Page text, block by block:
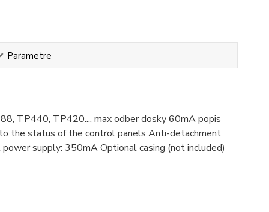
Parametre
TP440, TP420..., max odber dosky 60mA popis
the status of the control panels Anti-detachment
supply: 350mA Optional casing (not included)